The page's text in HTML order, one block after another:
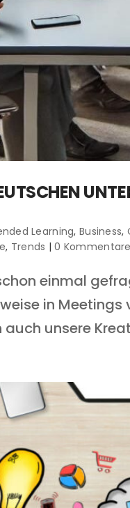
Learning, Business,
, Trends |0 Kommentare
einmal
in
auch unsere